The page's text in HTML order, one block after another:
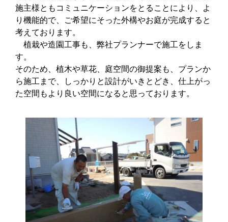
施主様ともコミュニケーションをとることにより、よ
り機能的で、ご希望にそった外構やお庭が完成すると
考えております。
植栽や造園工事も、弊社プランナーで施工をしま
す。
そのため、植木や草花、庭空間の御提案も、プランか
ら施工まで、しっかりと設計がいきとどき、仕上がっ
た空間もより良い空間になると思っております。